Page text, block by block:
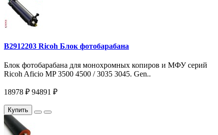
B2912203 Ricoh Блок фотобарабана
Блок фотобарабана для монохромных копиров и МФУ серий
Ricoh Aficio MP 3500 4500 / 3035 3045. Gen..
18978 ₽ 94891 ₽
Купить